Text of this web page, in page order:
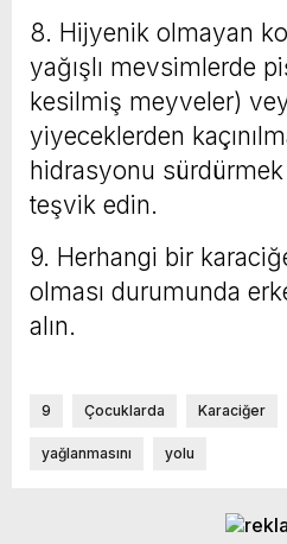
8. Hijyenik olmayan
yağışlı mevsimlerde
kesilmiş meyveler)
yiyeceklerden
hidrasyonu sürdürmek
teşvik edin.
9. Herhangi bir
olması durumunda
alın.
9 Çocuklarda Karaciğer
yağlanmasını yolu